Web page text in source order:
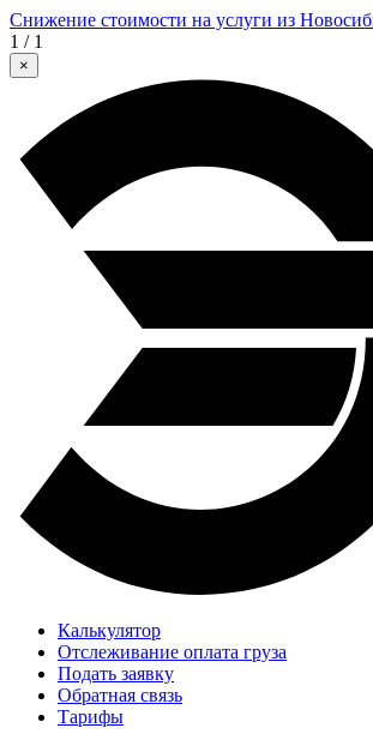
Снижение стоимости на услуги из
1 / 1
×
Калькулятор
Отслеживание оплата груза
Подать заявку
Обратная связь
Тарифы